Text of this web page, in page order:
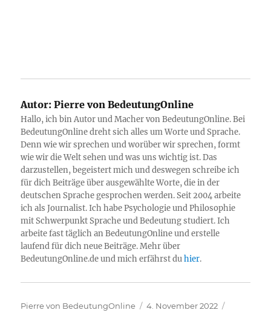
Autor: Pierre von BedeutungOnline
Hallo, ich bin Autor und Macher von BedeutungOnline. Bei
BedeutungOnline dreht sich alles um Worte und Sprache.
Denn wie wir sprechen und worüber wir sprechen, formt
wie wir die Welt sehen und was uns wichtig ist. Das
darzustellen, begeistert mich und deswegen schreibe ich
für dich Beiträge über ausgewählte Worte, die in der
deutschen Sprache gesprochen werden. Seit 2004 arbeite
ich als Journalist. Ich habe Psychologie und Philosophie
mit Schwerpunkt Sprache und Bedeutung studiert. Ich
arbeite fast täglich an BedeutungOnline und erstelle
laufend für dich neue Beiträge. Mehr über
BedeutungOnline.de und mich erfährst duhier.
Autor
Pierre von BedeutungOnline
Veröffentlicht
4. November 2022